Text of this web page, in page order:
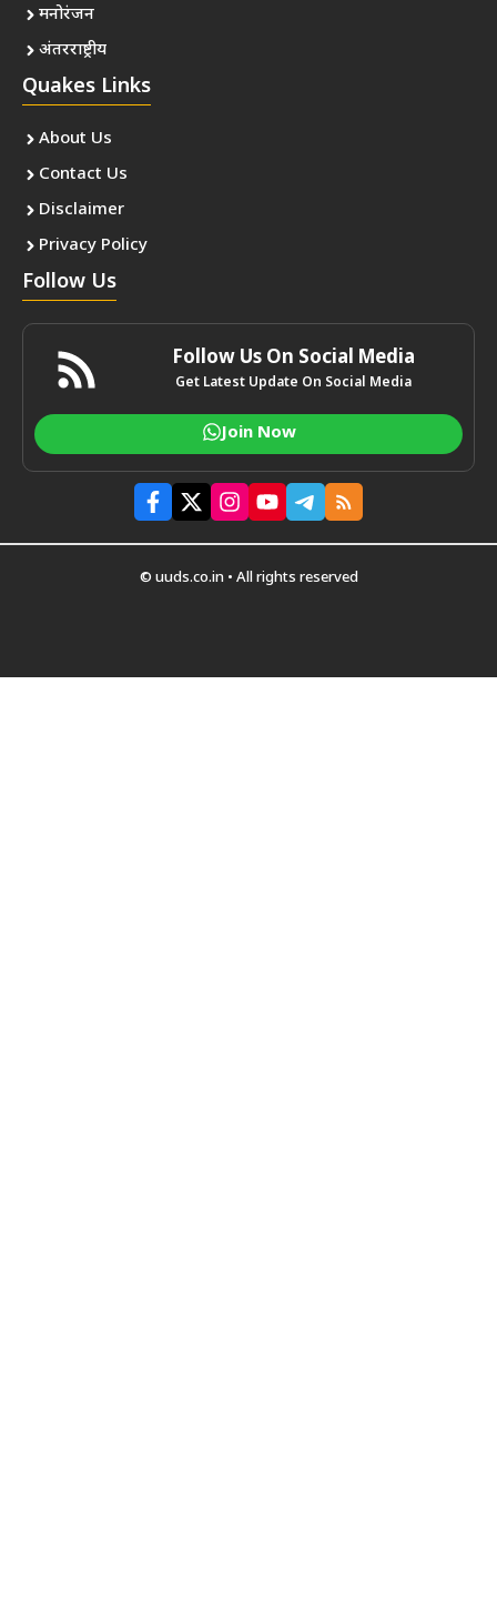
मनोरंजन
अंतरराष्ट्रीय
Quakes Links
About Us
Contact Us
Disclaimer
Privacy Policy
Follow Us
Follow Us On Social Media
Get Latest Update On Social Media
Join Now
© uuds.co.in • All rights reserved